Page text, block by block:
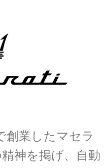
創業したマセラ
神を掲げ、自動